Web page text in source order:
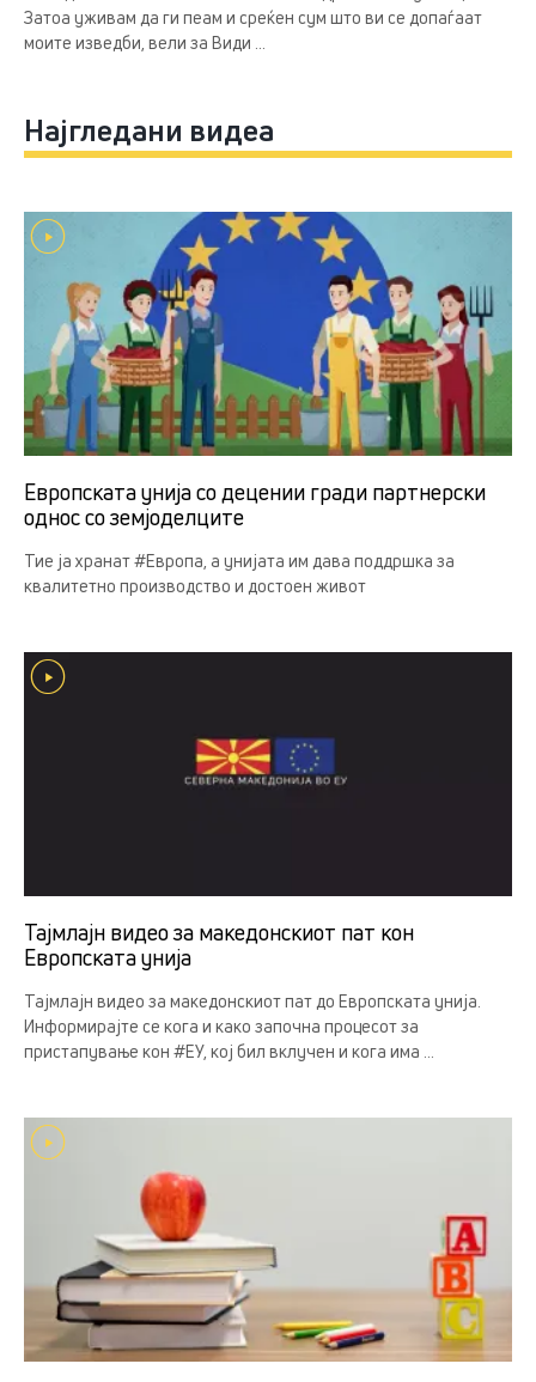
Затоа уживам да ги пеам и среќен сум што ви се допаѓаат
моите изведби, вели за Види ...
Најгледани видеа
Европската унија со децении гради партнерски
однос со земјоделцитe
Тие ја хранат #Европа, а унијата им дава поддршка за
квалитетно производство и достоен живот
Тајмлајн видео за македонскиот пат кон
Европската унија
Тајмлајн видео за македонскиот пат до Европската унија.
Информирајте се кога и како започна процесот за
пристапување кон #ЕУ, кој бил вклучен и кога има ...